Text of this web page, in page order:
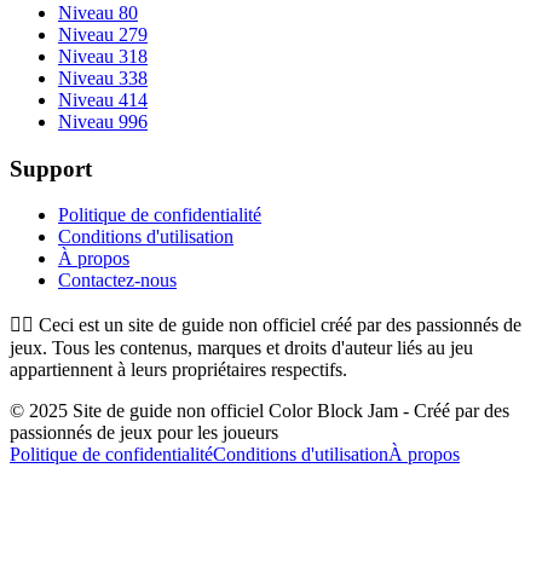
Niveau 80
Niveau 279
Niveau 318
Niveau 338
Niveau 414
Niveau 996
Support
Politique de confidentialité
Conditions d'utilisation
À propos
Contactez-nous
👉🏻 Ceci est un site de guide non officiel créé par des passionnés de
jeux. Tous les contenus, marques et droits d'auteur liés au jeu
appartiennent à leurs propriétaires respectifs.
© 2025 Site de guide non officiel Color Block Jam - Créé par des
passionnés de jeux pour les joueurs
Politique de confidentialitéConditions d'utilisationÀ propos